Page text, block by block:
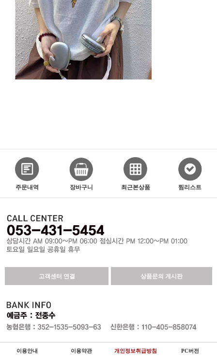
주문내역 장바구니 최근본상품 찜리스트
고객센터 연결 상품문의 게시판
이용안내 이용약관 개인정보취급방침 PC버전